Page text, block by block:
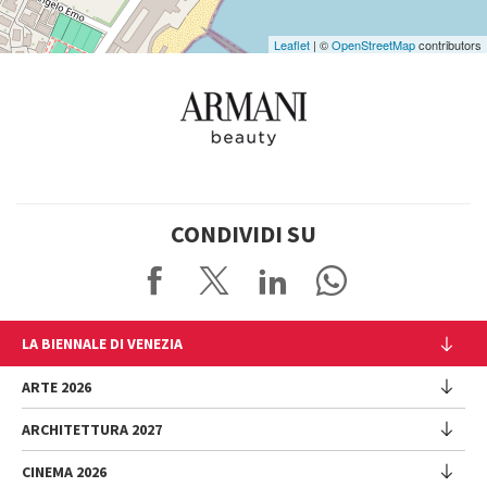
Leaflet | ©OpenStreetMapcontributors
CONDIVIDI SU
LA BIENNALE DI VENEZIA
L'Istituzione
Cariche istituzionali
Storia
Luoghi
ARTE 2026
Esposizione
ARCHITETTURA 2027
Mostra
CINEMA 2026